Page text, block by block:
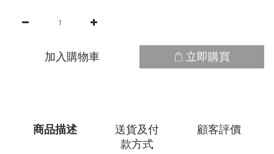
加入購物車 立即購買
商品描述
送貨及付
款方式
顧客評價